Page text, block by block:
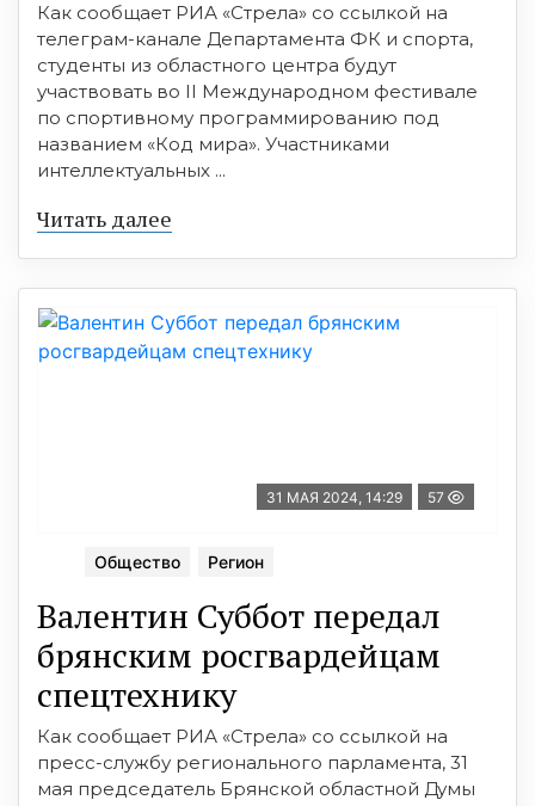
Как сообщает РИА «Стрела» со ссылкой на
телеграм-канале Департамента ФК и спорта,
студенты из областного центра будут
участвовать во II Международном фестивале
по спортивному программированию под
названием «Код мира». Участниками
интеллектуальных ...
Читать далее
31 МАЯ 2024, 14:29 57
Общество Регион
Валентин Суббот передал
брянским росгвардейцам
спецтехнику
Как сообщает РИА «Стрела» со ссылкой на
пресс-службу регионального парламента, 31
мая председатель Брянской областной Думы